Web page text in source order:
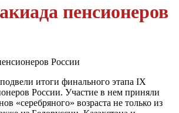
пенсионеров
итоги финального этапа IX
России. Участие в нем приняли
«серебряного» возраста не только из